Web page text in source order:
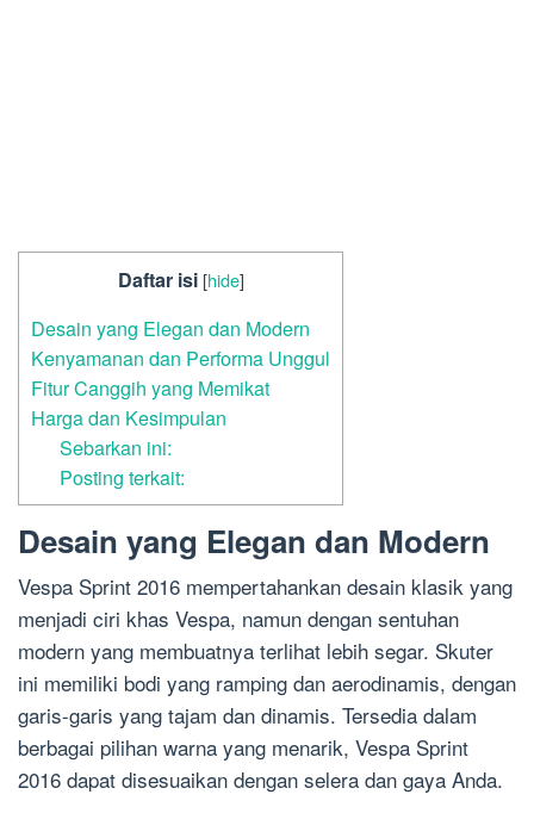
Daftar isi [hide]
Desain yang Elegan dan Modern
Kenyamanan dan Performa Unggul
Fitur Canggih yang Memikat
Harga dan Kesimpulan
Sebarkan ini:
Posting terkait:
Desain yang Elegan dan Modern
Vespa Sprint 2016 mempertahankan desain klasik yang
menjadi ciri khas Vespa, namun dengan sentuhan
modern yang membuatnya terlihat lebih segar. Skuter
ini memiliki bodi yang ramping dan aerodinamis, dengan
garis-garis yang tajam dan dinamis. Tersedia dalam
berbagai pilihan warna yang menarik, Vespa Sprint
2016 dapat disesuaikan dengan selera dan gaya Anda.